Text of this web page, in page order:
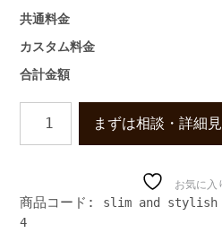
共通料金
カスタム料金
合計金額
ム
タ
イ
まずは相談・詳細
お気に入
商品コード:
slim and stylish
4